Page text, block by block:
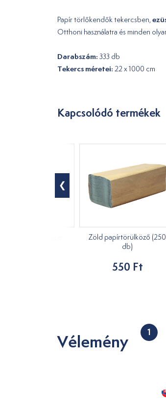
Papír törlőkendők tekercsben,
Otthoni használatra és minden
Darabszám: 333 db
Tekercs méretei: 22 x 1000 cm
Kapcsolódó termékek
Zöld papírtörülköző (250
db)
550 Ft
Vélemény 1